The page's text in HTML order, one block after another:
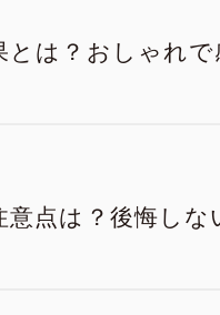
とは？おしゃれで
意点は？後悔し